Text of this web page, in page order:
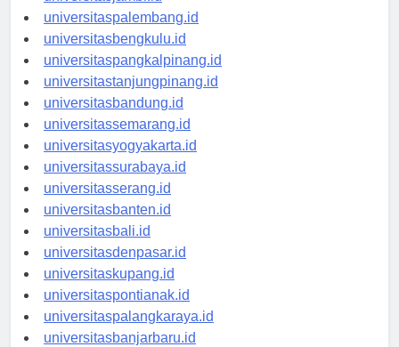
universitasjambi.id
universitaspalembang.id
universitasbengkulu.id
universitaspangkalpinang.id
universitastanjungpinang.id
universitasbandung.id
universitassemarang.id
universitasyogyakarta.id
universitassurabaya.id
universitasserang.id
universitasbanten.id
universitasbali.id
universitasdenpasar.id
universitaskupang.id
universitaspontianak.id
universitaspalangkaraya.id